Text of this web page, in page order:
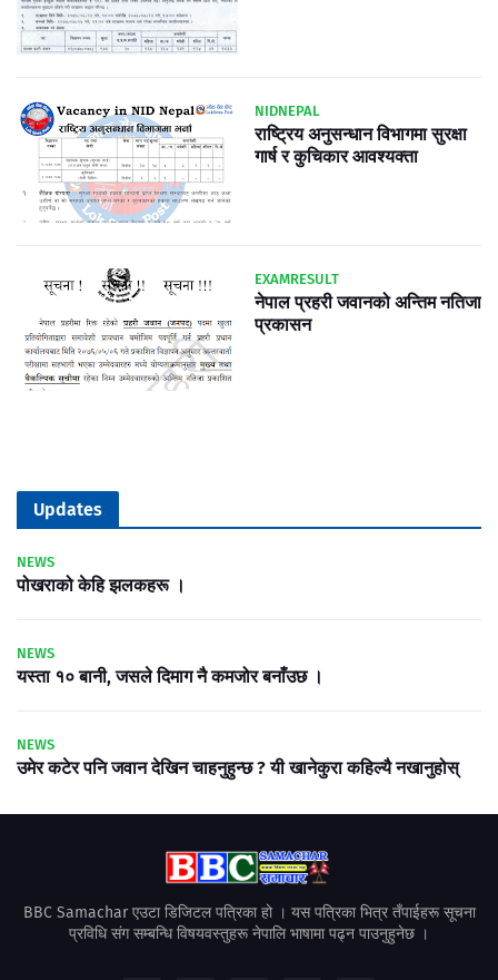
NIDNEPAL
राष्ट्रिय अनुसन्धान विभागमा सुरक्षा
गार्ष र कुचिकार आवश्यक्ता
EXAMRESULT
नेपाल प्रहरी जवानको अन्तिम नतिजा
प्रकासन
Updates
NEWS
पोखराको केहि झलकहरू ।
NEWS
यस्ता १० बानी, जसले दिमाग नै कमजोर बनाँउछ ।
NEWS
उमेर कटेर पनि जवान देखिन चाहनुहुन्छ ? यी खानेकुरा कहिल्यै नखानुहोस्
BBC Samachar एउटा डिजिटल पत्रिका हो । यस पत्रिका भित्र तँपाईहरू सूचना
प्रविधि संग सम्बन्धि विषयवस्तुहरू नेपालि भाषामा पढ्न पाउनुहुनेछ ।